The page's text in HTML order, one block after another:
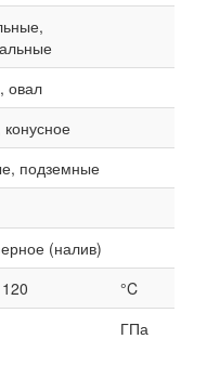
овал
подземные
(налив)
°C
ГПа